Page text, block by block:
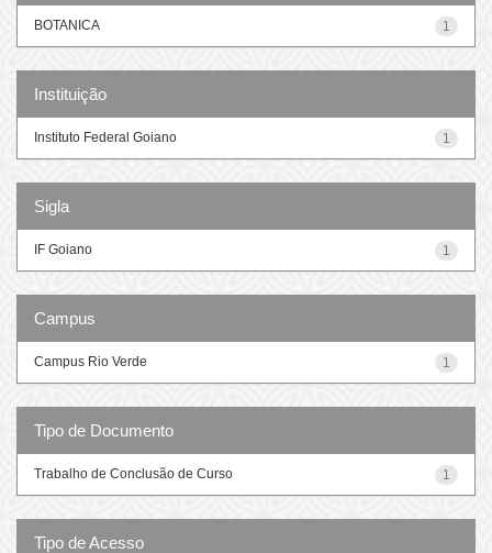
1
BOTANICA
Instituição
1
Instituto Federal Goiano
Sigla
1
IF Goiano
Campus
1
Campus Rio Verde
Tipo de Documento
1
Trabalho de Conclusão de Curso
Tipo de Acesso